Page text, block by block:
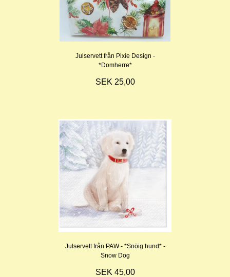
Julservett från Pixie Design -
*Domherre*
SEK 25,00
Julservett från PAW - *Snöig hund* -
Snow Dog
SEK 45,00